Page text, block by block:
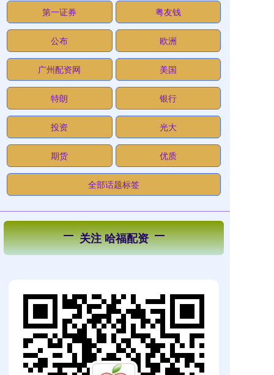
第一证券 粤友钱
公布 欧洲
广州配资网 美国
特朗 银行
投资 光大
期货 优质
全部话题标签
关注 哈福配资